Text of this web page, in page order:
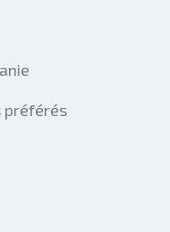
préférés